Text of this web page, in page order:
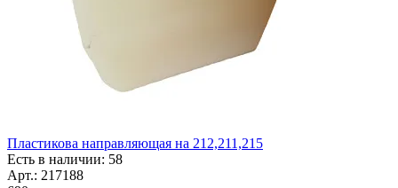
Пластикова направляющая на 212,211,215
Есть в наличии: 58
Арт.: 217188